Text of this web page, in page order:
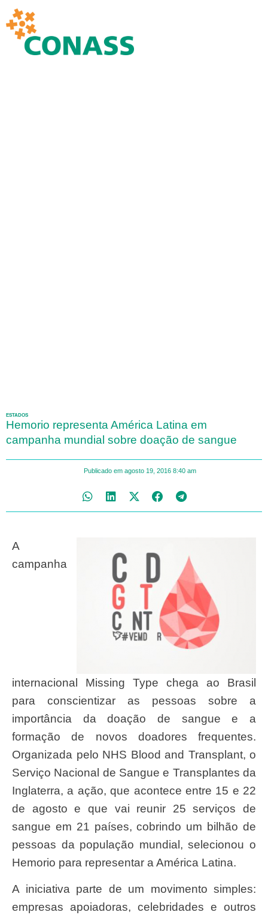
ESTADOS
Hemorio representa América Latina em
campanha mundial sobre doação de sangue
Publicado em agosto 19, 2016 8:40 am
A
campanha
internacional Missing Type chega ao Brasil
para conscientizar as pessoas sobre a
importância da doação de sangue e a
formação de novos doadores frequentes.
Organizada pelo NHS Blood and Transplant, o
Serviço Nacional de Sangue e Transplantes da
Inglaterra, a ação, que acontece entre 15 e 22
de agosto e que vai reunir 25 serviços de
sangue em 21 países, cobrindo um bilhão de
pessoas da população mundial, selecionou o
Hemorio para representar a América Latina.
A iniciativa parte de um movimento simples:
empresas apoiadoras, celebridades e outros